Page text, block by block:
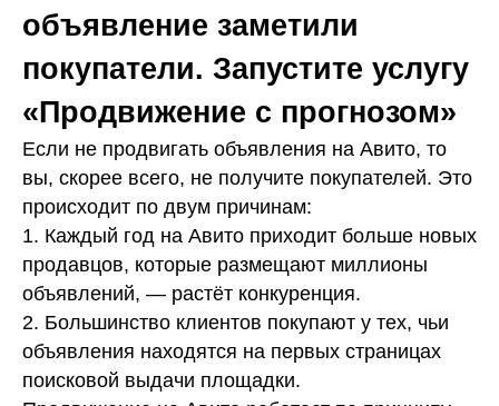
объявление заметили
покупатели. Запустите услугу
«Продвижение с прогнозом»
Если не продвигать объявления на Авито, то
вы, скорее всего, не получите покупателей. Это
происходит по двум причинам:
1. Каждый год на Авито приходит больше новых
продавцов, которые размещают миллионы
объявлений, — растёт конкуренция.
2. Большинство клиентов покупают у тех, чьи
объявления находятся на первых страницах
поисковой выдачи площадки.